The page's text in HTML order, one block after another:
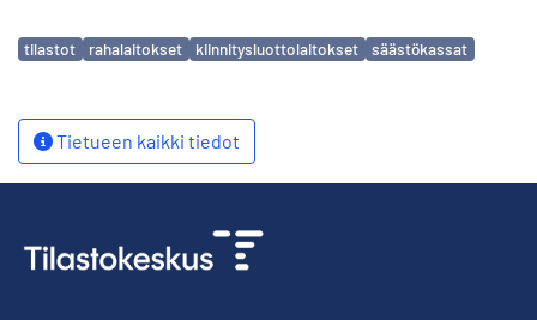
Avainsanat
tilastot rahalaitokset kiinnitysluottolaitokset säästökassat
Tietueen kaikki tiedot